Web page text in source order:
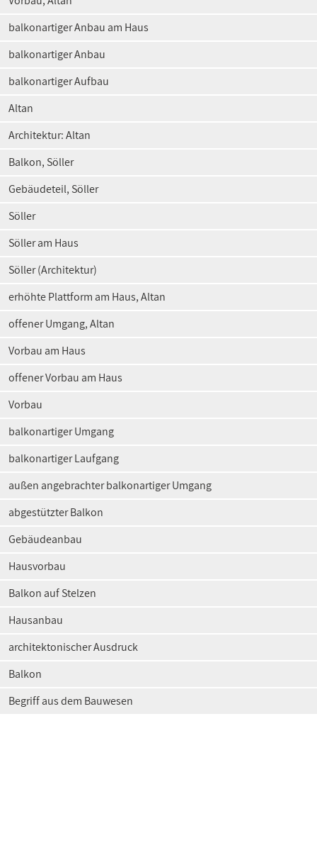
balkonartiger Anbau am Haus
balkonartiger Anbau
balkonartiger Aufbau
Altan
Architektur: Altan
Balkon, Söller
Gebäudeteil, Söller
Söller
Söller am Haus
Söller (Architektur)
erhöhte Plattform am Haus, Altan
offener Umgang, Altan
Vorbau am Haus
offener Vorbau am Haus
Vorbau
balkonartiger Umgang
balkonartiger Laufgang
außen angebrachter balkonartiger Umgang
abgestützter Balkon
Gebäudeanbau
Hausvorbau
Balkon auf Stelzen
Hausanbau
architektonischer Ausdruck
Balkon
Begriff aus dem Bauwesen